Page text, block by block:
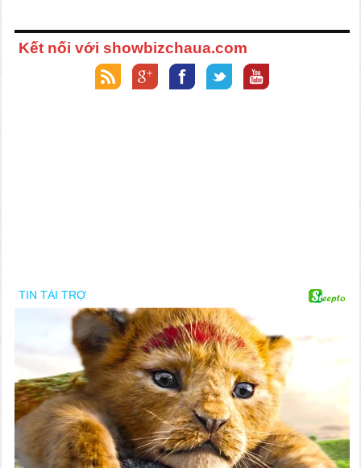
Kết nối với showbizchaua.com